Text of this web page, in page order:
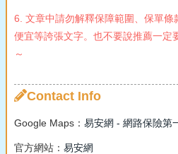
6. 文章中請勿解釋保障範圍、保單條
便宜等誇張文字。也不要說推薦一定
～
Contact Info
Google Maps： 易安網 - 網路保險第
官方網站： 易安網